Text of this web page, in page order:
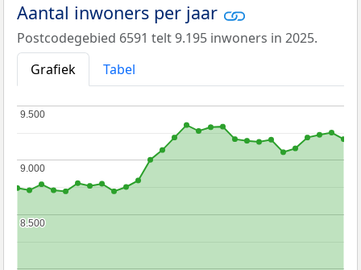
Aantal inwoners per jaar
Postcodegebied 6591 telt 9.195 inwoners in 2025.
Grafiek
Tabel
8.500
8.500
9.000
9.000
9.500
9.500